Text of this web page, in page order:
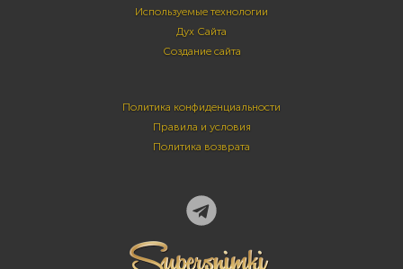
Используемые технологии
Дух Сайта
Создание сайта
Политика конфиденциальности
Правила и условия
Политика возврата